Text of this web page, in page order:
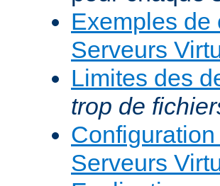
Exemples de
Serveurs
Limites des
trop de
Serveurs